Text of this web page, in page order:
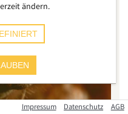
Impressum Datenschutz AGB
ändern.